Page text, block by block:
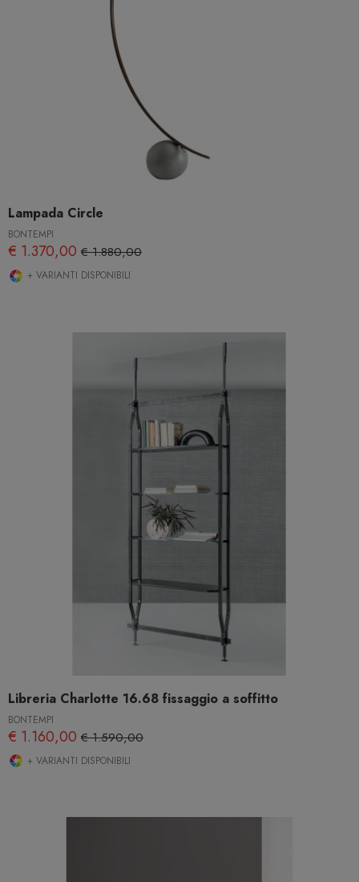
Lampada Circle
BONTEMPI
€ 1.370,00 € 1.880,00
+ VARIANTI DISPONIBILI
Libreria Charlotte 16.68 fissaggio a soffitto
BONTEMPI
€ 1.160,00 € 1.590,00
+ VARIANTI DISPONIBILI